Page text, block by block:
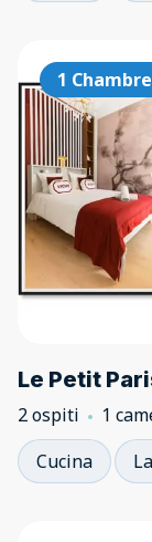
1 Chambre
Le Petit
2 ospiti 1
Cucina